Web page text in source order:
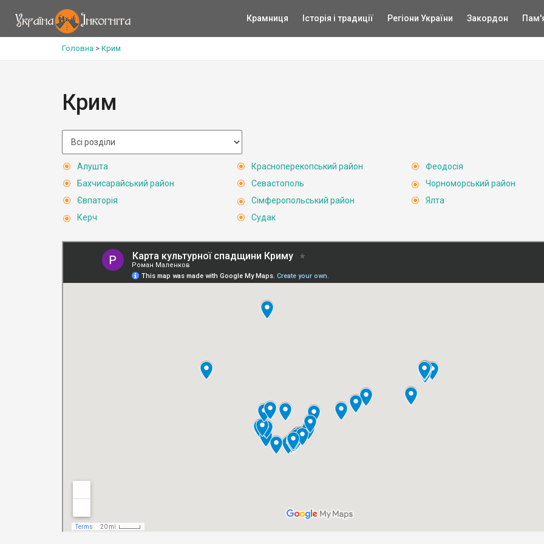
Крамниця Історія і традиції Регіони України Закордон
Головна > Крим
Крим
Алушта
Бахчисарайський район
Євпаторія
Керч
Красноперекопський район
Севастополь
Сімферопольський район
Судак
Феодосія
Чорноморський район
Ялта